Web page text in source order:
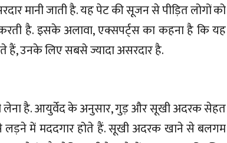
मानी जाती है. यह पेट की सूजन से पीड़ित लोगों को
है. इसके अलावा, एक्सपर्ट्स का कहना है कि यह
हैं, उनके लिए सबसे ज्यादा असरदार है.
लेना है. आयुर्वेद के अनुसार, गुड़ और सूखी अदरक सेहत
लड़ने में मददगार होते हैं. सूखी अदरक खाने से बलगम